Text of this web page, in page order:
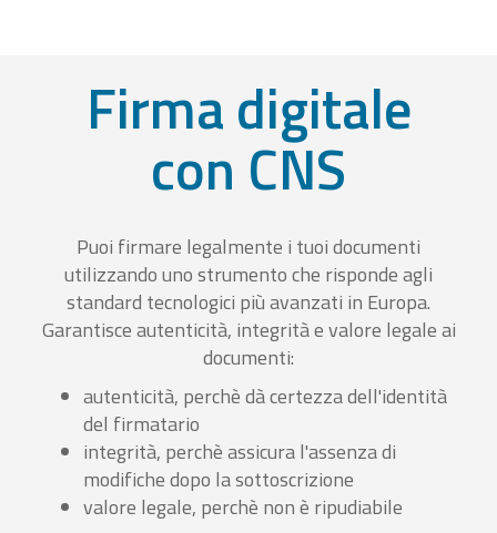
Firma digitale
con CNS
Puoi firmare legalmente i tuoi documenti
utilizzando uno strumento che risponde agli
standard tecnologici più avanzati in Europa.
Garantisce autenticità, integrità e valore legale ai
documenti:
autenticità, perchè dà certezza dell'identità
del firmatario
integrità, perchè assicura l'assenza di
modifiche dopo la sottoscrizione
valore legale, perchè non è ripudiabile